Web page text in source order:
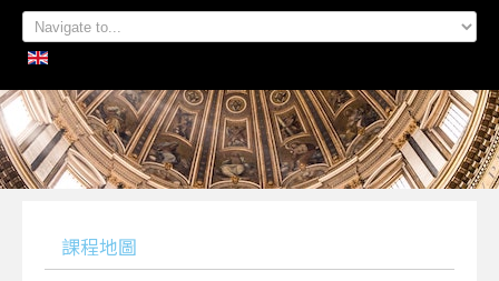
首頁
系所簡介
本系成員
學生專區
招生資訊
各項活動
研究及出版
系所友專區
聯絡我們
課程地圖